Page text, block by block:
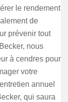
le rendement
de
prévenir tout
nous
à cendres pour
votre
annuel
qui saura